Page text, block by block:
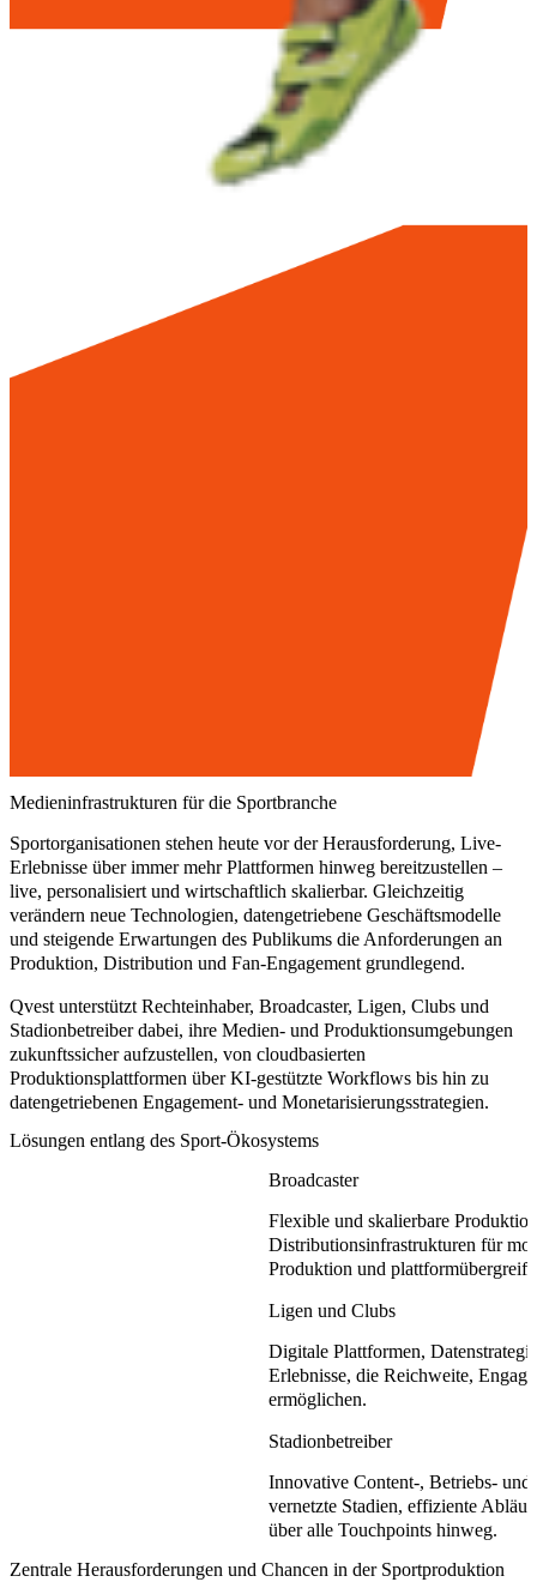
Medieninfrastrukturen für die Sportbranche
Sportorganisationen stehen heute vor der Herausforderung, Live-
Erlebnisse über immer mehr Plattformen hinweg bereitzustellen –
live, personalisiert und wirtschaftlich skalierbar. Gleichzeitig
verändern neue Technologien, datengetriebene Geschäftsmodelle
und steigende Erwartungen des Publikums die Anforderungen an
Produktion, Distribution und Fan-Engagement grundlegend.
Qvest unterstützt Rechteinhaber, Broadcaster, Ligen, Clubs und
Stadionbetreiber dabei, ihre Medien- und Produktionsumgebungen
zukunftssicher aufzustellen, von cloudbasierten
Produktionsplattformen über KI-gestützte Workflows bis hin zu
datengetriebenen Engagement- und Monetarisierungsstrategien.
Lösungen entlang des Sport-Ökosystems
Broadcaster
Flexible und skalierbare
Distributionsinfrastrukturen für
Produktion und
Ligen und Clubs
Digitale Plattformen,
Erlebnisse, die Reichweite,
ermöglichen.
Stadionbetreiber
Innovative Content-, Betriebs-
vernetzte Stadien, effiziente
über alle Touchpoints hinweg.
Zentrale Herausforderungen und Chancen in der Sportproduktion